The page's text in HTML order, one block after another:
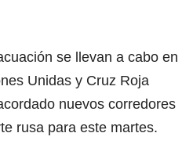
se llevan a cabo en
Unidas y Cruz Roja
nuevos corredores
rusa para este martes.